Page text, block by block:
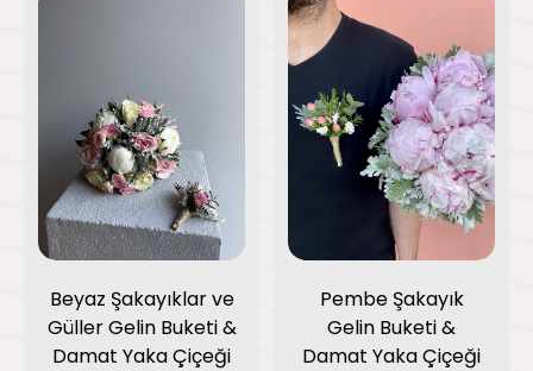
Beyaz Şakayıklar ve
Güller Gelin Buketi &
Damat Yaka Çiçeği
Pembe Şakayık
Gelin Buketi &
Damat Yaka Çiçeği